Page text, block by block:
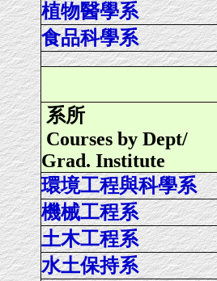
植物醫學系
食品科學系
系所
Courses by Dept/
Grad. Institute
環境工程與科學系
機械工程系
土木工程系
水土保持系